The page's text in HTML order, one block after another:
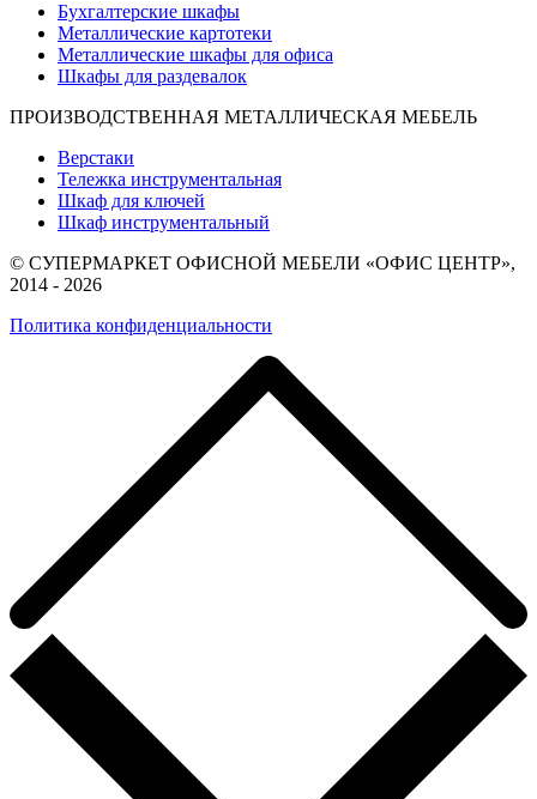
Бухгалтерские шкафы
Металлические картотеки
Металлические шкафы для офиса
Шкафы для раздевалок
ПРОИЗВОДСТВЕННАЯ МЕТАЛЛИЧЕСКАЯ МЕБЕЛЬ
Верстаки
Тележка инструментальная
Шкаф для ключей
Шкаф инструментальный
© СУПЕРМАРКЕТ ОФИСНОЙ МЕБЕЛИ «ОФИС ЦЕНТР»,
2014 - 2026
Политика конфиденциальности